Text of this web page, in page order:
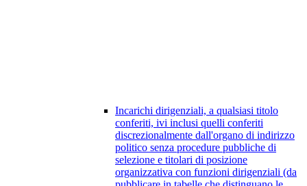
Incarichi dirigenziali, a qualsiasi titolo
conferiti, ivi inclusi quelli conferiti
discrezionalmente dall'organo di indirizzo
politico senza procedure pubbliche di
selezione e titolari di posizione
organizzativa con funzioni dirigenziali (da